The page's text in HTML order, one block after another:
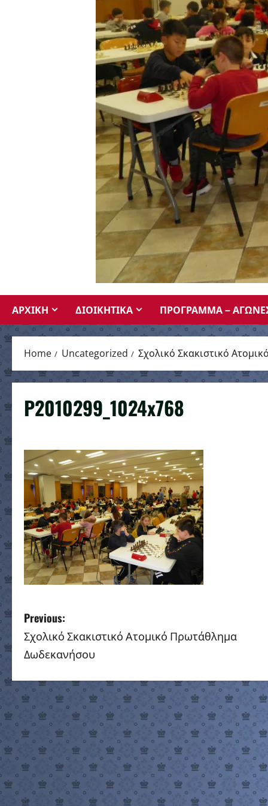
ΑΡΧΙΚΗ ΔΙΟΙΚΗΤΙΚΑ ΠΡΟΓΡΑΜΜΑ –
Home Uncategorized Σχολικό Σκακιστικό
P2010299_1024x768
P
o
t
a
v
i
Previous:
Σχολικό Σκακιστικό Ατομικό Πρωτάθλημα
Δωδεκανήσου